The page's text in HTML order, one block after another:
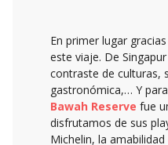
En primer lugar
este viaje. De
contraste de culturas,
gastronómica,… Y
Bawah Reserve fue
disfrutamos de sus
Michelin, la